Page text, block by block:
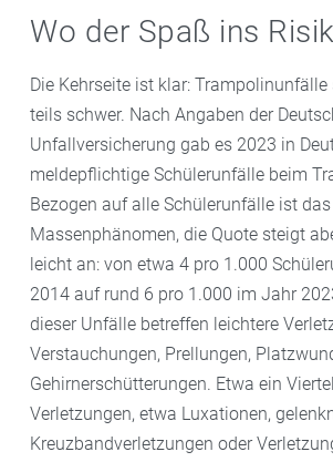
Wo der Spaß ins
Die Kehrseite ist klar:
teils schwer. Nach Angaben der
Unfallversicherung gab es 2023 in
meldepflichtige Schülerunfälle beim
Bezogen auf alle Schülerunfälle ist
Massenphänomen, die Quote steigt
leicht an: von etwa 4 pro 1.000
2014 auf rund 6 pro 1.000 im Jahr
dieser Unfälle betreffen leichtere
Verstauchungen, Prellungen,
Gehirnerschütterungen. Etwa ein
Verletzungen, etwa Luxationen,
Kreuzbandverletzungen oder